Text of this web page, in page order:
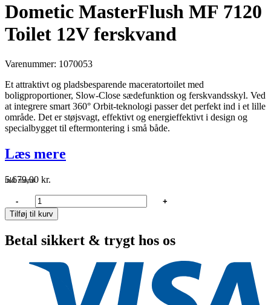
Dometic MasterFlush MF 7120
Toilet 12V ferskvand
Varenummer: 1070053
Et attraktivt og pladsbesparende maceratortoilet med
boligproportioner, Slow-Close sædefunktion og ferskvandsskyl. Ved
at integrere smart 360° Orbit-teknologi passer det perfekt ind i et lille
område. Det er støjsvagt, effektivt og energieffektivt i design og
specialbygget til eftermontering i små både.
Læs mere
5.679,00 kr.
inkl. moms
Dometic
MasterFlush
MF
Toilet
ferskvand
-
+
Tilføj til kurv
Betal sikkert & trygt hos os